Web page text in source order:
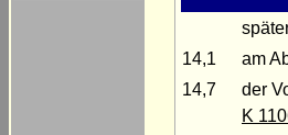
14,1
am
14,7
der
K